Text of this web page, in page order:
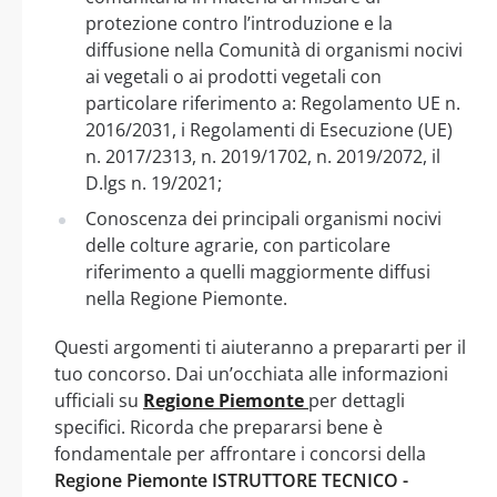
protezione contro l’introduzione e la
diffusione nella Comunità di organismi nocivi
ai vegetali o ai prodotti vegetali con
particolare riferimento a: Regolamento UE n.
2016/2031, i Regolamenti di Esecuzione (UE)
n. 2017/2313, n. 2019/1702, n. 2019/2072, il
D.lgs n. 19/2021;
Conoscenza dei principali organismi nocivi
delle colture agrarie, con particolare
riferimento a quelli maggiormente diffusi
nella Regione Piemonte.
Questi argomenti ti aiuteranno a prepararti per il
tuo concorso. Dai un’occhiata alle informazioni
ufficiali su Regione Piemonte per dettagli
specifici. Ricorda che prepararsi bene è
fondamentale per affrontare i concorsi della
Regione Piemonte ISTRUTTORE TECNICO -